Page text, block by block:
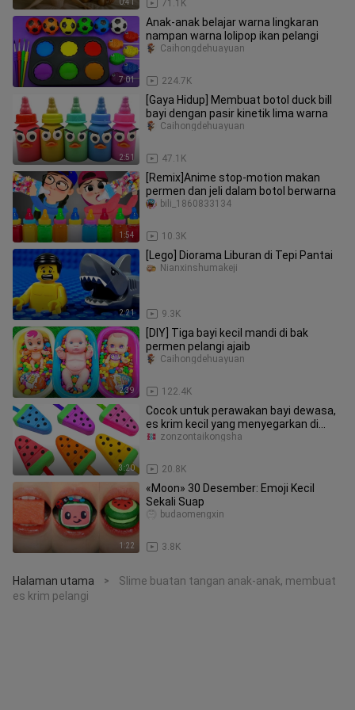
0:41 71.1K
7:01
Anak-anak belajar warna lingkaran
nampan warna lolipop ikan pelangi
224.7K
Caihongdehuayuan
2:51
[Gaya Hidup] Membuat botol duck bill
bayi dengan pasir kinetik lima warna
47.1K
Caihongdehuayuan
1:54
[Remix]Anime stop-motion makan
permen dan jeli dalam botol berwarna
10.3K
bili_1860833134
2:21
[Lego] Diorama Liburan di Tepi Pantai
9.3K
Nianxinshumakeji
2:39
[DIY] Tiga bayi kecil mandi di bak
permen pelangi ajaib
122.4K
Caihongdehuayuan
3:20
Cocok untuk perawakan bayi dewasa,
es krim kecil yang menyegarkan di
musim panas! Berkarat~
20.8K
zonzontaikongsha
1:22
«Moon» 30 Desember: Emoji Kecil
Sekali Suap
3.8K
budaomengxin
Halaman utama >
Slime buatan tangan anak-anak, membuat
es krim pelangi